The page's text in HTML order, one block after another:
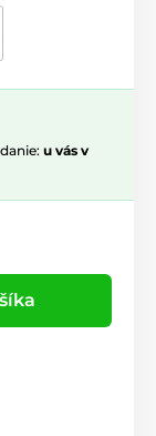
u vás v